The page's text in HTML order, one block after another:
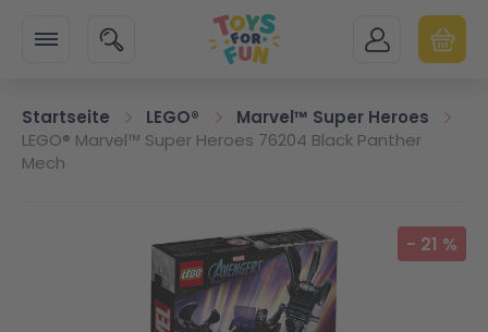
SUCHE MEIN KONTO
Startseite LEGO®
Marvel™ Super Heroes
LEGO® Marvel™ Super Heroes 76204 Black Panther
Mech
Zum Ende der Bildgalerie springen - 21 %